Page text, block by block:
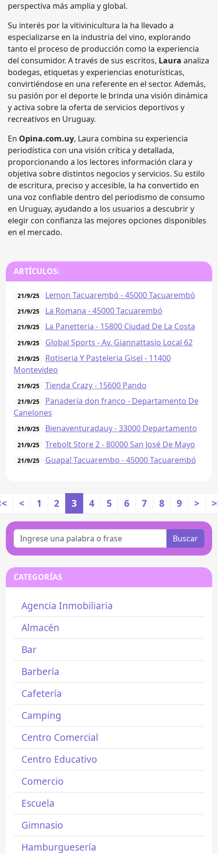
perspectiva más amplia y global.
Su interés por la vitivinicultura la ha llevado a
especializarse en la industria del vino, explorando
tanto el proceso de producción como la experiencia
del consumidor. A través de sus escritos, Laura analiza
bodegas, etiquetas y experiencias enoturísticas,
convirtiéndose en una referente en el sector. Además,
su pasión por el deporte le brinda una visión dinámica
y activa sobre la oferta de servicios deportivos y
recreativos en Uruguay.
En Opina.com.uy, Laura combina su experiencia
periodística con una visión crítica y detallada,
proporcionando a los lectores información clara y
objetiva sobre distintos negocios y servicios. Su estilo
de escritura, preciso y accesible, la ha convertido en
una voz confiable dentro del periodismo de consumo
en Uruguay, ayudando a los usuarios a descubrir y
elegir con confianza las mejores opciones disponibles
en el mercado.
ARTÍCULOS:
21/9/25 Lemon Tacuarembó - 45000 Tacuarembó
21/9/25 La Romana - 45000 Tacuarembó
21/9/25 La Panetteria - 15800 Ciudad De La Costa
21/9/25 Global Ѕports - Av. Giannattasio Local 62
21/9/25
Rotiseria Y Pasteleria Gisel - 11400
Montevideo
21/9/25 Tienda Crazy - 15600 Pando
21/9/25
Panadería don franco - Departamento De
Canelones
21/9/25 Bienaventuradauy - 33000 Departamento
21/9/25 Trebolt Store 2 - 80000 San José De Mayo
21/9/25 Guapa! Tacuarembo - 45000 Tacuarembó
< 1 2 3 4 5 6 7 8 9 >
Buscar
CATEGORÍAS
Agencia Inmobiliaria
Almacén
Bar
Barbería
Cafetería
Camping
Centro Comercial
Centro Educativo
Comercio
Escuela
Gimnasio
Hamburguesería